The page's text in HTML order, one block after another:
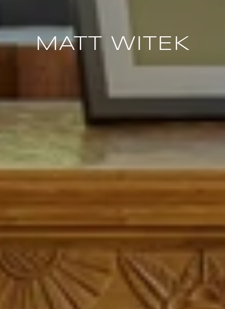
MATT WITEK